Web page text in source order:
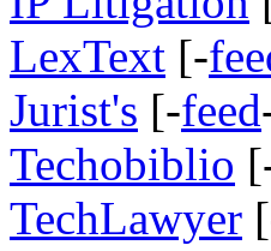
LexText [-
Jurist's [-feed
Techobiblio
TechLawyer